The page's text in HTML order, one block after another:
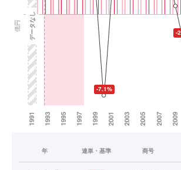
年 連単・基準 商号